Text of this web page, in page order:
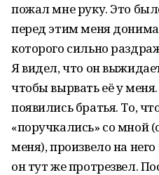
пожал мне руку. Это
перед этим меня
которого сильно
Я видел, что он
чтобы вырвать её у
появились братья. То,
«поручкались» со мной
меня), произвело на
он тут же протрезвел.